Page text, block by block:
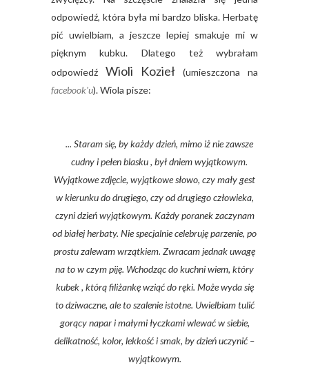
odpowiedź, która była mi bardzo bliska. Herbatę
pić uwielbiam, a jeszcze lepiej smakuje mi w
pięknym kubku. Dlatego też wybrałam
odpowiedź Wioli Kozieł (umieszczona na
facebook'u). Wiola pisze:
... Staram się, by każdy dzień, mimo iż nie zawsze
cudny i pełen blasku , był dniem wyjątkowym.
Wyjątkowe zdjęcie, wyjątkowe słowo, czy mały gest
w kierunku do drugiego, czy od drugiego człowieka,
czyni dzień wyjątkowym. Każdy poranek zaczynam
od białej herbaty. Nie specjalnie celebruję parzenie, po
prostu zalewam wrzątkiem. Zwracam jednak uwagę
na to w czym piję. Wchodząc do kuchni wiem, który
kubek , którą filiżankę wziąć do ręki. Może wyda się
to dziwaczne, ale to szalenie istotne. Uwielbiam tulić
gorący napar i małymi łyczkami wlewać w siebie,
delikatność, kolor, lekkość i smak, by dzień uczynić –
wyjątkowym.